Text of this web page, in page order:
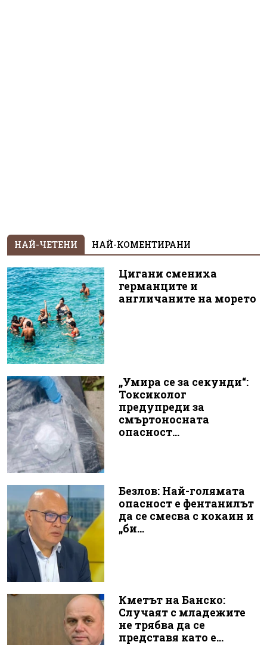
НАЙ-ЧЕТЕНИ НАЙ-КОМЕНТИРАНИ
Цигани смениха
германците и
англичаните на морето
„Умира се за секунди“:
Токсиколог
предупреди за
смъртоносната
опасност...
Безлов: Най-голямата
опасност е фентанилът
да се смесва с кокаин и
„би...
Кметът на Банско:
Случаят с младежите
не трябва да се
представя като е...